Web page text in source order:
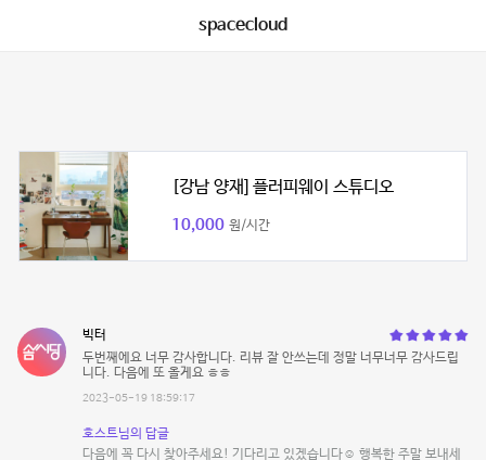
spacecloud
[강남 양재] 플러피웨이 스튜디오
10,000 원/시간
빅터
두번째에요 너무 감사합니다. 리뷰 잘 안쓰는데 정말 너무너무 감사드립
니다. 다음에 또 올게요 ㅎㅎ
2023-05-19 18:59:17
호스트님의 답글
다음에 꼭 다시 찾아주세요! 기다리고 있겠습니다☺️ 행복한 주말 보내세